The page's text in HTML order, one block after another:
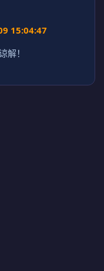
15:04:47
解！